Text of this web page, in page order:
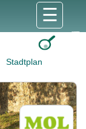
Stadtplan
☰